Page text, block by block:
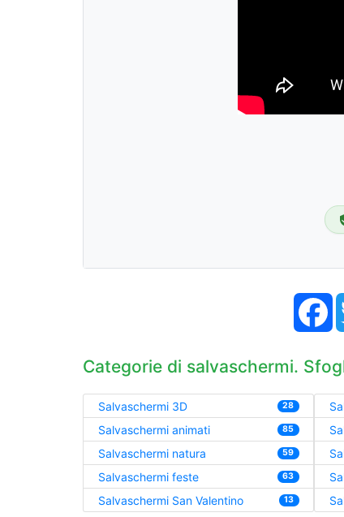
Categorie di salvaschermi.
Salvaschermi 3D 28
Salvaschermi animati 85
Salvaschermi natura 59
Salvaschermi feste 63
Salvaschermi San Valentino 13